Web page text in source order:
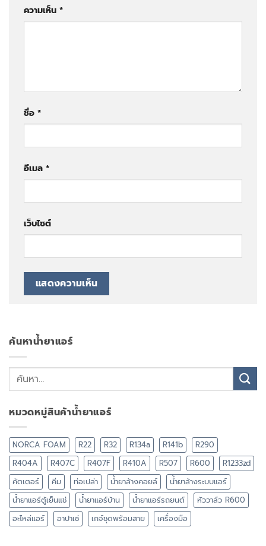
ความเห็น *
ชื่อ *
อีเมล *
เว็บไซต์
ค้นหาน้ำยาแอร์
หมวดหมู่สินค้าน้ำยาแอร์
NORCA FOAM R22 R32 R134a R141b
R290
R404A
R407C R407F R410A R507 R600
R1233zd
คัตเตอร์
คีม ท่อเปล่า น้ำยาล้างคอยล์
น้ำยาล้างระบบแอร์
น้ำยาแอร์ตู้เย็นแช่
น้ำยาแอร์บ้าน น้ำยาแอร์รถยนต์
หัววาล์ว R600
อะไหล่แอร์
อาปาเช่ เกจ์ชุดพร้อมสาย เครื่องมือ